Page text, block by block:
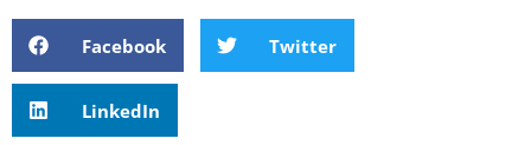
Facebook Twitter
LinkedIn